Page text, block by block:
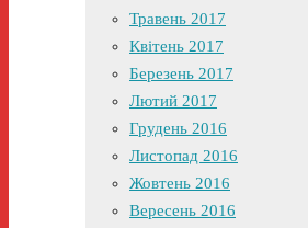
Травень 2017
Квітень 2017
Березень 2017
Лютий 2017
Грудень 2016
Листопад 2016
Жовтень 2016
Вересень 2016